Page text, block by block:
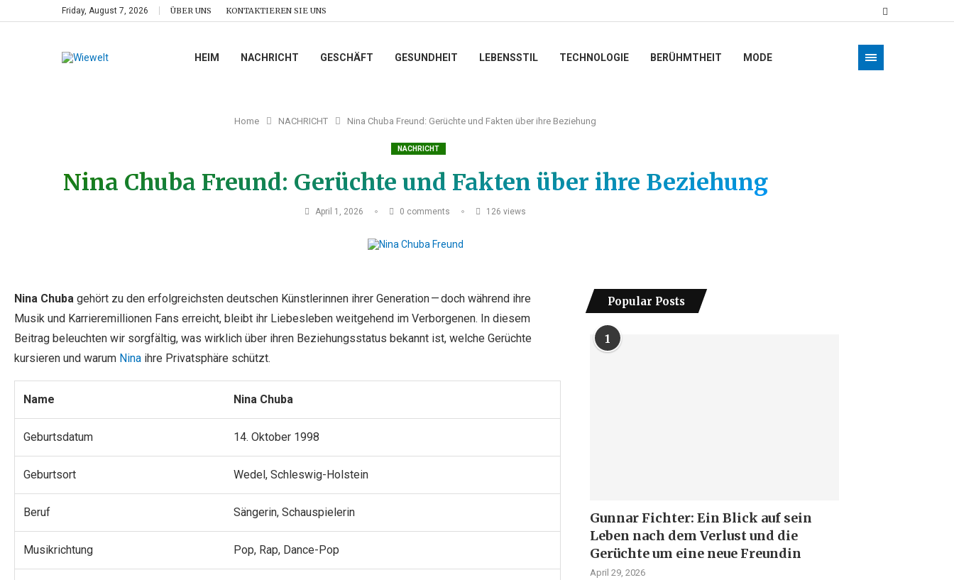
Friday, August 7, 2026 ÜBER UNS KONTAKTIEREN SIE UNS
HEIM NACHRICHT GESCHÄFT GESUNDHEIT LEBENSSTIL TECHNOLOGIE BERÜHMTHEIT MODE
Home NACHRICHT Nina Chuba Freund: Gerüchte und Fakten über ihre Beziehung
NACHRICHT
Nina Chuba Freund: Gerüchte und Fakten über ihre Beziehung
April 1, 2026 0 comments 126 views
Nina Chuba gehört zu den erfolgreichsten deutschen Künstlerinnen ihrer Generation — doch während ihre
Musik und Karrieremillionen Fans erreicht, bleibt ihr Liebesleben weitgehend im Verborgenen. In diesem
Beitrag beleuchten wir sorgfältig, was wirklich über ihren Beziehungsstatus bekannt ist, welche Gerüchte
kursieren und warum Nina ihre Privatsphäre schützt.
Name Nina Chuba
Geburtsdatum 14. Oktober 1998
Geburtsort Wedel, Schleswig-Holstein
Beruf Sängerin, Schauspielerin
Musikrichtung Pop, Rap, Dance-Pop
Popular Posts
1
Gunnar Fichter: Ein Blick auf sein
Leben nach dem Verlust und die
Gerüchte um eine neue Freundin
April 29, 2026